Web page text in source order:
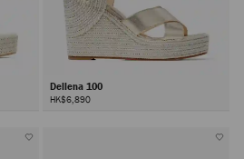
Dellena 100
HK$6,890